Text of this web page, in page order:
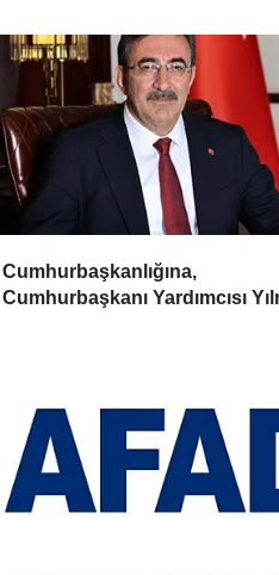
Cumhurbaşkanlığına,
Cumhurbaşkanı Yardımcısı